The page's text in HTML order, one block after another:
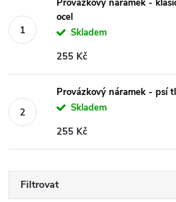
Provázkový náramek -
ocel
Skladem
255 Kč
Provázkový náramek - psí
Skladem
255 Kč
Filtrovat